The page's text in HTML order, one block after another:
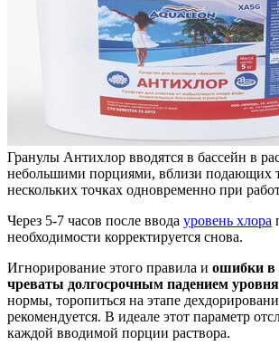
Гранулы Антихлор вводятся в бассейн в
небольшими порциями, вблизи подающих
нескольких точках одновременно при
Через 5-7 часов после ввода уровень хлора
необходимости корректируется снова.
Игнорирование этого правила и ошибки в
чреваты долгосрочным падением
нормы, торопиться на этапе
рекомендуется. В идеале этот параметр
каждой вводимой порции раствора.